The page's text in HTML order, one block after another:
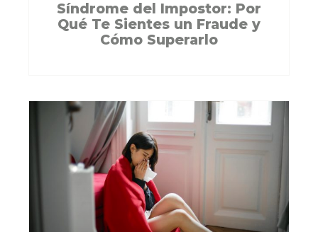
Síndrome del Impostor: Por
Qué Te Sientes un Fraude y
Cómo Superarlo